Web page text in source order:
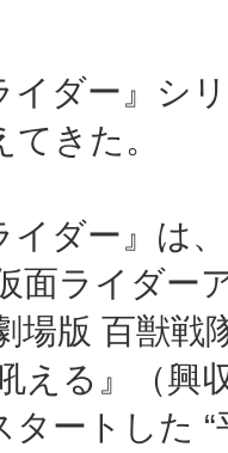
ダー』シ
きた。
ダー』は
面ライダー
場版 百獣戦
える』（興
タートした